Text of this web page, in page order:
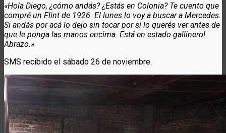
«Hola Diego, ¿cómo andás? ¿Estás en Colonia? Te cuento que
compré un Flint de 1926. El lunes lo voy a buscar a Mercedes.
Si andás por acá lo dejo sin tocar por si lo querés ver antes de
que le ponga las manos encima. Está en estado gallinero!
Abrazo.»
SMS recibido el sábado 26 de noviembre.